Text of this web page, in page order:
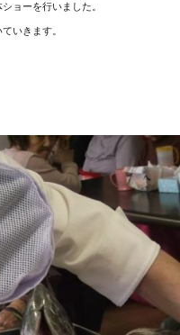
ョーを行いました。
いきます。